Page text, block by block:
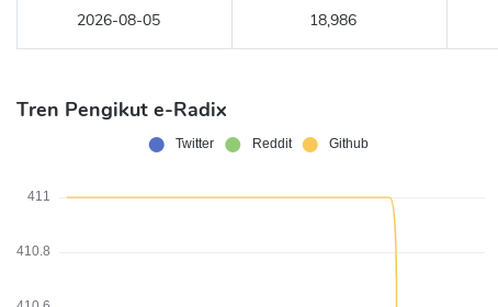
2026-08-05 18,986
Tren Pengikut e-Radix